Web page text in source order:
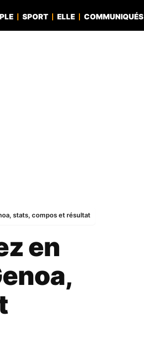
SPORT ELLE COMMUNIQUÉS
stats, compos et résultat
en